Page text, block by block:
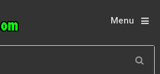
Menu